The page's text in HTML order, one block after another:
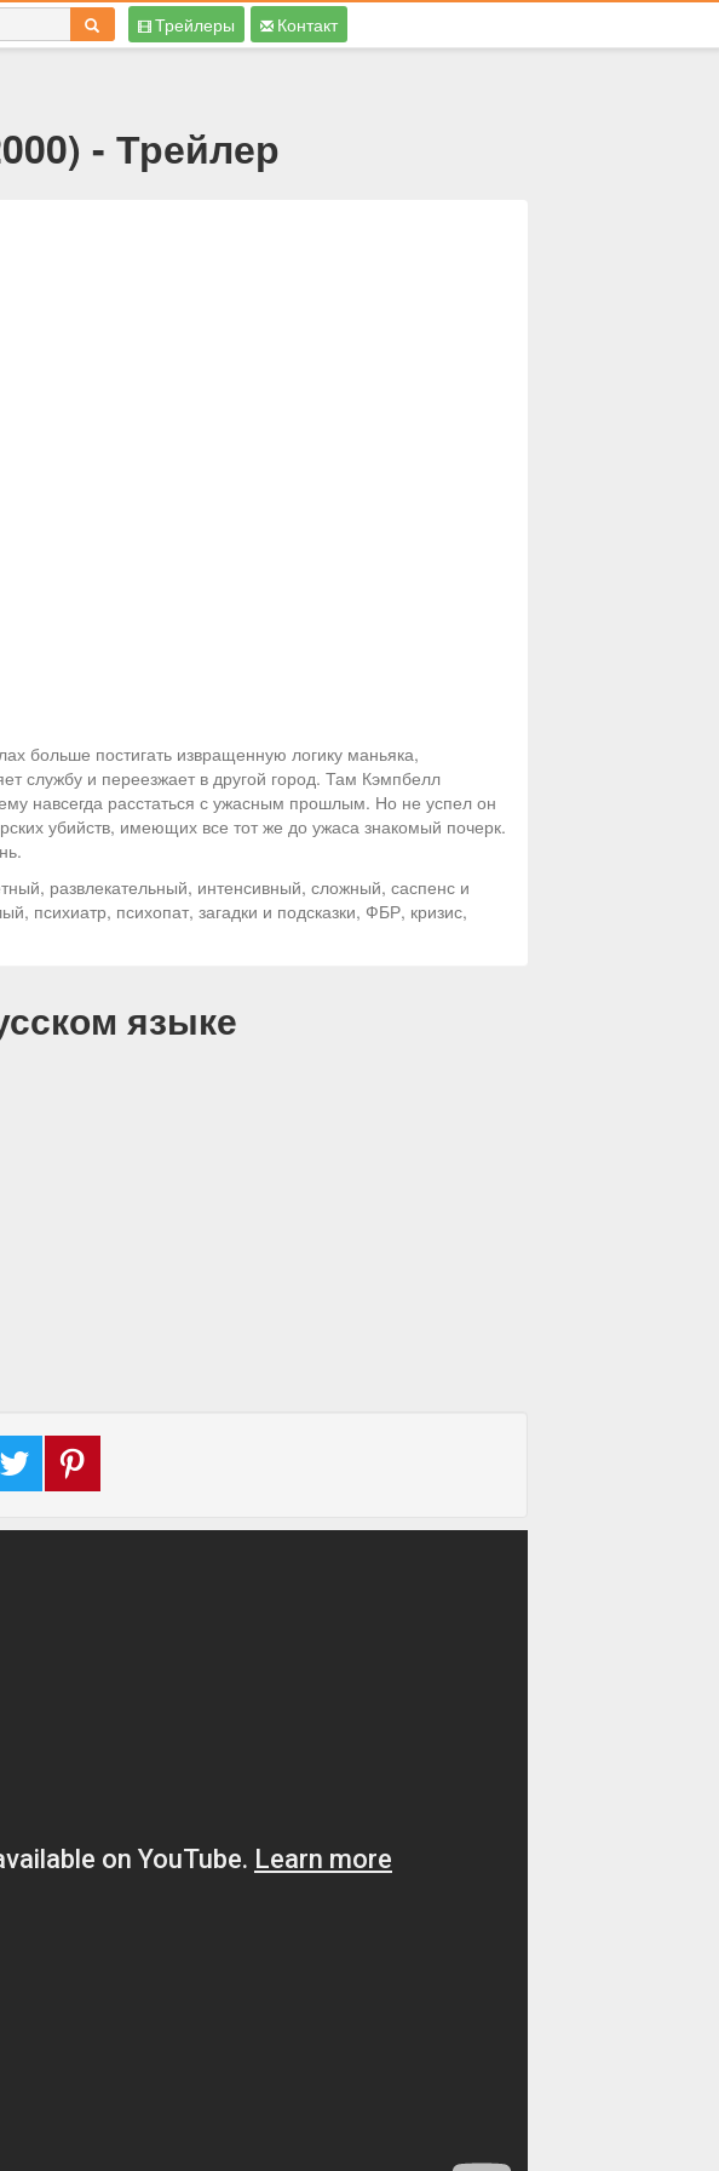
Трейлеры Контакт
- Трейлер
больше постигать извращенную логику маньяка,
службу и переезжает в другой город. Там Кэмпбелл
навсегда расстаться с ужасным прошлым. Но не успел он
убийств, имеющих все тот же до ужаса знакомый почерк.
развлекательный, интенсивный, сложный, саспенс и
психиатр, психопат, загадки и подсказки, ФБР, кризис,
языке